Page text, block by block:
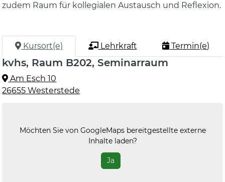
zudem Raum für kollegialen Austausch und Reflexion.
Kursort(e) Lehrkraft Termin(e)
kvhs, Raum B202, Seminarraum
Am Esch 10
26655 Westerstede
Möchten Sie von GoogleMapsbereitgestellte externe
Inhalte laden?
Ja